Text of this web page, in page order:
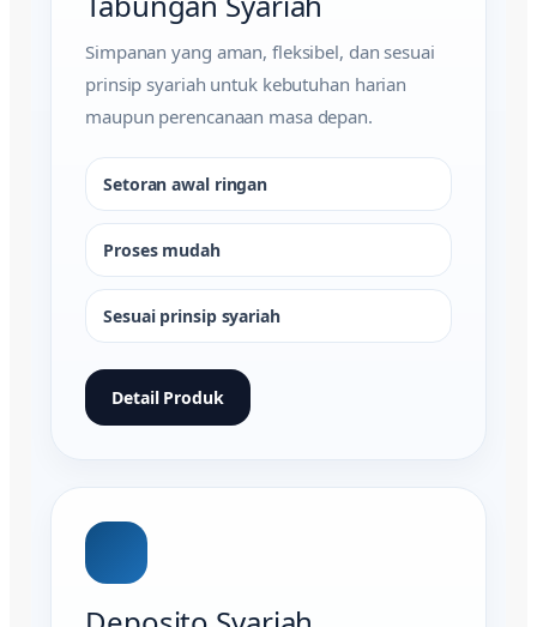
Simpanan yang aman, fleksibel, dan sesuai
prinsip syariah untuk kebutuhan harian
maupun perencanaan masa depan.
Setoran awal ringan
Proses mudah
Sesuai prinsip syariah
Detail Produk